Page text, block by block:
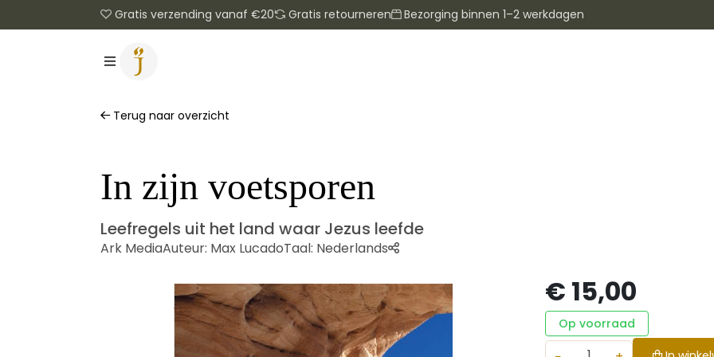
Gratis verzending vanaf €20 Gratis retourneren Bezorging binnen 1–2 werkdagen
Terug naar overzicht
In zijn voetsporen
Leefregels uit het land waar Jezus leefde
Ark MediaAuteur: Max LucadoTaal: Nederlands
€ 15,00
Op voorraad